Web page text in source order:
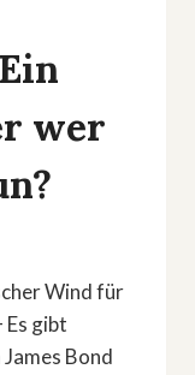
wer
Wind für
Es gibt
Bond